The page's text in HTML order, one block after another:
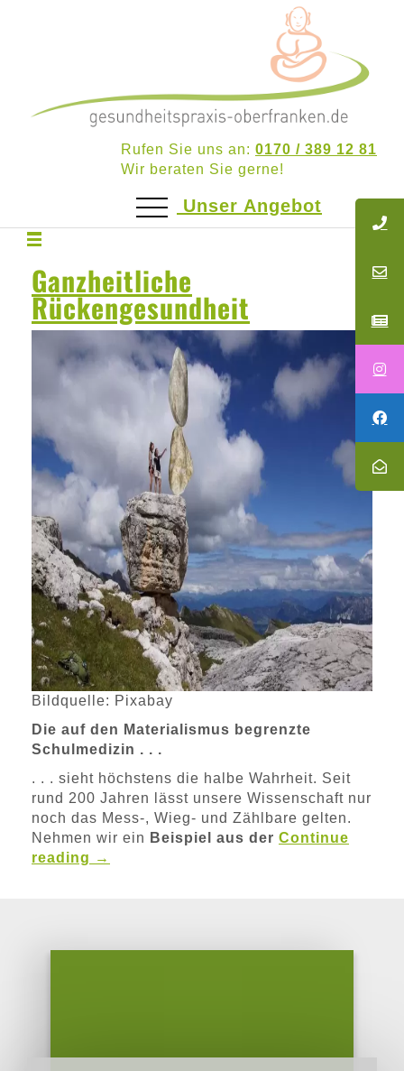
Rufen Sie uns an: 0170 / 389 12 81
Wir beraten Sie gerne!
Unser Angebot
Ganzheitliche
Rückengesundheit
Bildquelle: Pixabay
Die auf den Materialismus begrenzte
Schulmedizin . . .
. . . sieht höchstens die halbe Wahrheit. Seit
rund 200 Jahren lässt unsere Wissenschaft nur
noch das Mess-, Wieg- und Zählbare gelten.
Nehmen wir ein Beispiel aus der Continue
reading →